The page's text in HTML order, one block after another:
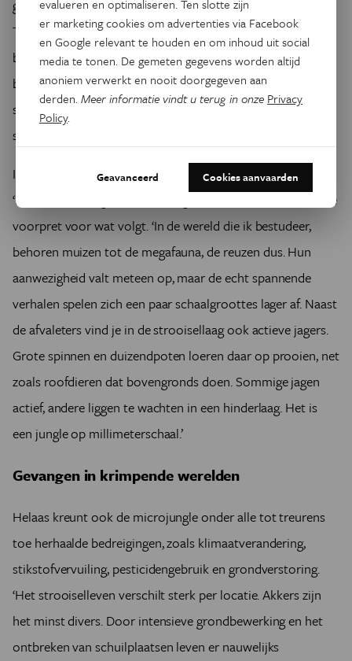
gezamenlijke duw een dertigtal centimeter te verschuiven.
Terwijl ik voldaan uitblaas van de nipt gewonnen partij
boomworstelen, schieten Pallieters ogen door de
blootgelegde grond. ‘Miljoenpoot, pissebed, hooiwagen…’,
somt hij op met de gretigheid van een kind dat net een zak
snoep heeft opengetrokken.
Ik wijs op een smalle gang in de humuslaag onder de stam.
‘Een muis?’, vraag ik. ‘Klopt’, reageert Pallieter met zichtbare
voorpret voor wat volgt. ‘In de wereld die ik bestudeer,
behoren muizen tot de megafauna, de reuzen dus. Hun
aanwezigheid valt meteen op, maar de echt spannende
verhalen spelen zich een paar schaalgroottes lager af. Naast
de afvaleters vind je in de strooisellaag ook actieve jagers.
Grote spinnen en duizendpoten loeren daar op prooien, net
zoals roofdieren dat bovengronds doen. Sommige jagen
actief, andere liggen te wachten in een hinderlaag. Het is
een jungle op millimeterschaal.’
Gevangen in krimpende werelden
Helaas kreunt ook de microjungle onder alle tot treurens
toe herhaalde bedreigingen, zoals klimaatverandering,
stikstofvervuiling, pesticidengebruik en grondverstoring.
‘Het strooiselleven verschilt sterk per locatie. Akkers zijn
het minst divers. Door intensieve grondbewerking en het
ontbreken van schuilplaatsen leven er nauwelijks
evalueren en optimaliseren. Ten slotte zijn
er marketing cookies om advertenties via Facebook
en Google relevant te houden en om inhoud uit social
media te tonen. De gemeten gegevens worden altijd
anoniem verwerkt en nooit doorgegeven aan
derden.Meer informatie vindt u terug in onze Privacy
Policy.
Geavanceerd Cookies aanvaarden